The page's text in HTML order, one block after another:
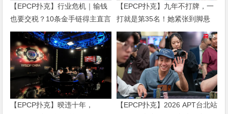
【EPCP扑克】行业危机｜输钱
也要交税？10条金手链得主直言
“扛不住”，主动砍掉四分之三比
赛
【EPCP扑克】九年不打牌，一
打就是第35名！她紧张到脚悬
空，但全世界以为她很淡定
【EPCP扑克】暌违十年，
【EPCP扑克】2026 APT台北站